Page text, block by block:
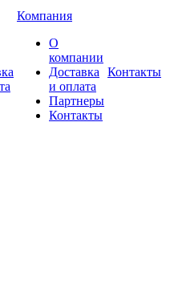
Компания
О
компании
Доставка
и оплата
Партнеры
Контакты
Контакты